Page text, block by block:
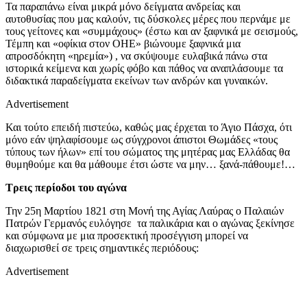
Τα παραπάνω είναι μικρά μόνο δείγματα ανδρείας και
αυτοθυσίας που μας καλούν, τις δύσκολες μέρες που περνάμε με
τους γείτονες και «συμμάχους» (έστω και αν ξαφνικά με σεισμούς,
Τέμπη και «οφίκια στον ΟΗΕ» βιώνουμε ξαφνικά μια
απροσδόκητη «ηρεμία») , να σκύψουμε ευλαβικά πάνω στα
ιστορικά κείμενα και χωρίς φόβο και πάθος να αναπλάσουμε τα
διδακτικά παραδείγματα εκείνων των ανδρών και γυναικών.
Advertisement
Και τούτο επειδή πιστεύω, καθώς μας έρχεται το Άγιο Πάσχα, ότι
μόνο εάν ψηλαφίσουμε ως σύγχρονοι άπιστοι Θωμάδες «τους
τύπους των ήλων» επί του σώματος της μητέρας μας Ελλάδας θα
θυμηθούμε και θα μάθουμε έτσι ώστε να μην… ξανά-πάθουμε!…
Τρεις περίοδοι του αγώνα
Την 25η Μαρτίου 1821 στη Μονή της Αγίας Λαύρας ο Παλαιών
Πατρών Γερμανός ευλόγησε τα παλικάρια και ο αγώνας ξεκίνησε
και σύμφωνα με μια προσεκτική προσέγγιση μπορεί να
διαχωρισθεί σε τρεις σημαντικές περιόδους:
Advertisement